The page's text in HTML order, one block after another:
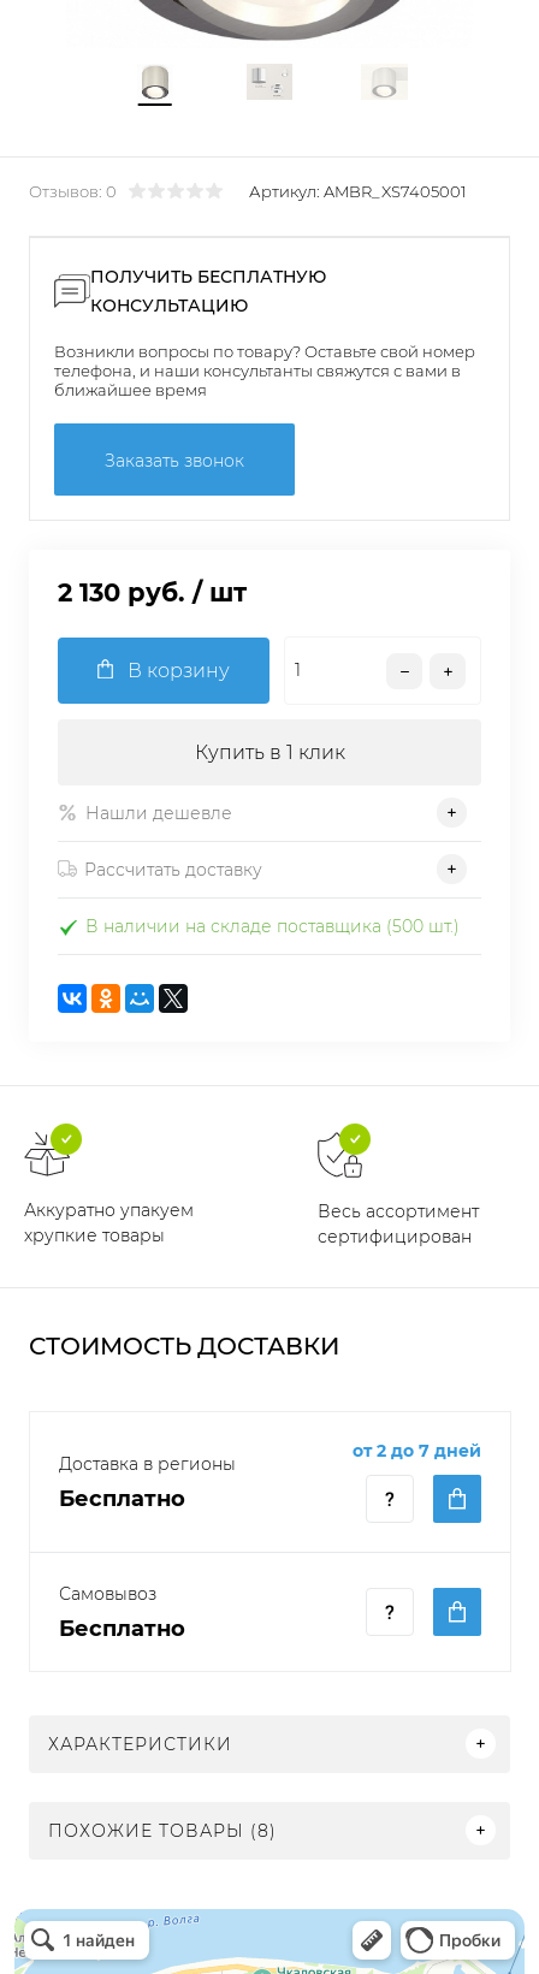
Отзывов: 0 Артикул: AMBR_XS7405001
ПОЛУЧИТЬ БЕСПЛАТНУЮ
КОНСУЛЬТАЦИЮ
Возникли вопросы по товару? Оставьте свой номер
телефона, и наши консультанты свяжутся с вами в
ближайшее время
Заказать звонок
2 130 руб. / шт
В корзину
Купить в 1 клик
Нашли дешевле
Рассчитать доставку
В наличии на складе поставщика (500 шт.)
Аккуратно упакуем
хрупкие товары
Весь ассортимент
сертифицирован
СТОИМОСТЬ ДОСТАВКИ
Доставка в регионы
Бесплатно
от 2 до 7 дней
Самовывоз
Бесплатно
ХАРАКТЕРИСТИКИ
ПОХОЖИЕ ТОВАРЫ (8)
Электрон
Светильники в Нижнем Новгороде
Электротехническая продукция в Нижнем Новгороде